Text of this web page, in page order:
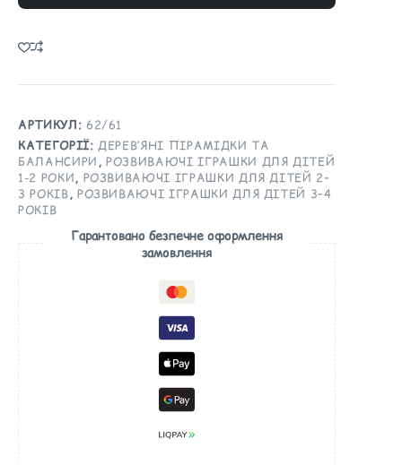
АРТИКУЛ: 62/61
КАТЕГОРІЇ:ДЕРЕВ’ЯНІ ПІРАМІДКИ ТА
БАЛАНСИРИ ,РОЗВИВАЮЧІ ІГРАШКИ ДЛЯ ДІТЕЙ
1-2 РОКИ, РОЗВИВАЮЧІ ІГРАШКИ ДЛЯ ДІТЕЙ 2–
3 РОКІВ, РОЗВИВАЮЧІ ІГРАШКИ ДЛЯ ДІТЕЙ 3–4
РОКІВ
Гарантовано безпечне оформлення
замовлення